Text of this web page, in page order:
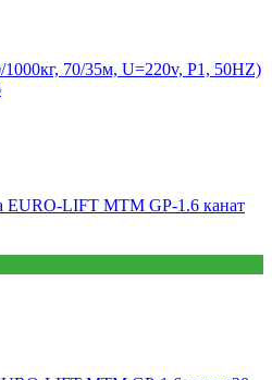
1000кг, 70/35м, U=220v, P1, 50HZ)